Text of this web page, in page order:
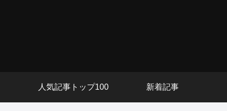
人気記事トップ100 新着記事